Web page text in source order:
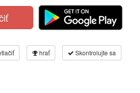
hrať Skontrolujte sa